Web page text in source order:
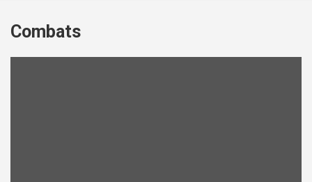
Combats